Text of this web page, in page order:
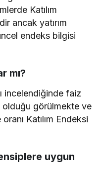
Katılım
ancak yatırım
endeks bilgisi
mı?
incelendiğinde faiz
olduğu görülmekte ve
Katılım Endeksi
uygun